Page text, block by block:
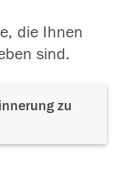
die Ihnen
sind.
zu